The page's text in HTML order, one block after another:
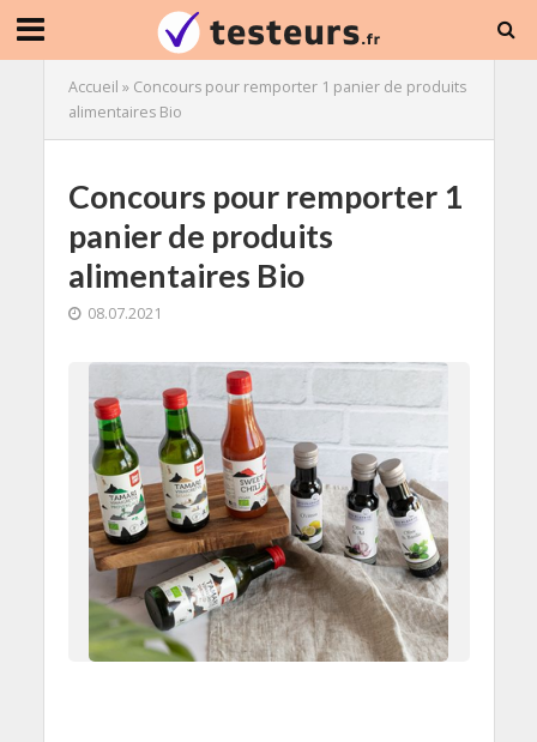
Accueil » Concours pour remporter 1 panier de produits
alimentaires Bio
Concours pour remporter 1
panier de produits
alimentaires Bio
08.07.2021